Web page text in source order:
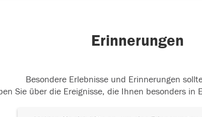
Erinnerungen
Besondere Erlebnisse und Erinnerungen
Sie über die Ereignisse, die Ihnen besonders in